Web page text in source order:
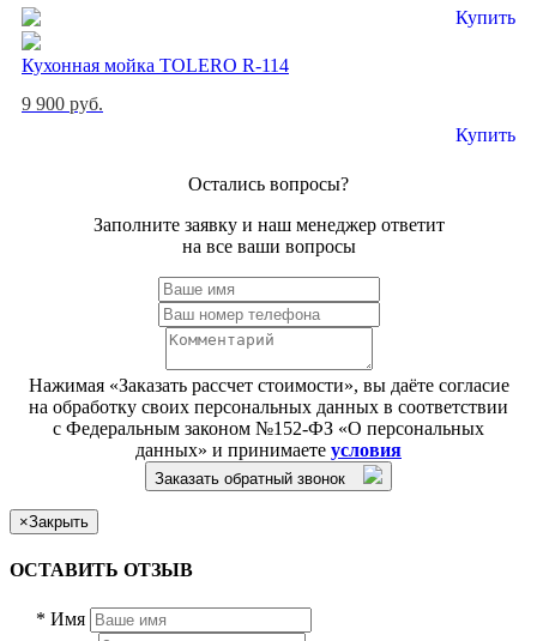
Купить
Кухонная мойка TOLERO R-114
9 900 руб.
Купить
Остались вопросы?
Заполните заявку и наш менеджер ответит
на все ваши вопросы
Нажимая «Заказать рассчет стоимости», вы даёте согласие
на обработку своих персональных данных в соответствии
с Федеральным законом №152-ФЗ «О персональных
данных» и принимаете условия
Заказать обратный звонок
×Закрыть
ОСТАВИТЬ ОТЗЫВ
* Имя